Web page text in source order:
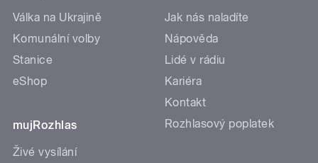
Válka na Ukrajině
Komunální volby
Stanice
eShop
mujRozhlas
Živé vysílání
Jak nás naladíte
Nápověda
Lidé v rádiu
Kariéra
Kontakt
Rozhlasový poplatek